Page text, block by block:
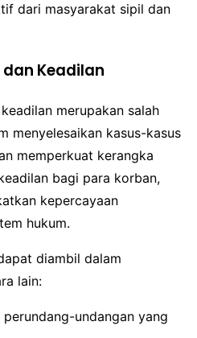
dari masyarakat sipil dan
Keadilan
merupakan salah
menyelesaikan kasus-kasus
memperkuat kerangka
bagi para korban,
kepercayaan
hukum.
diambil dalam
lain:
undangan yang